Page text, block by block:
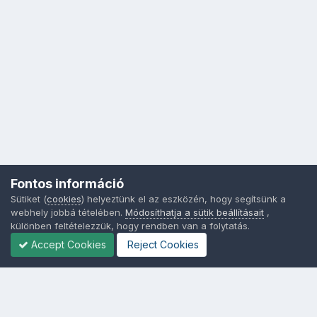
Fontos információ
Sütiket (cookies) helyeztünk el az eszközén, hogy segítsünk a
webhely jobbá tételében. Módosíthatja a sütik beállításait ,
különben feltételezzük, hogy rendben van a folytatás.
Accept Cookies Reject Cookies